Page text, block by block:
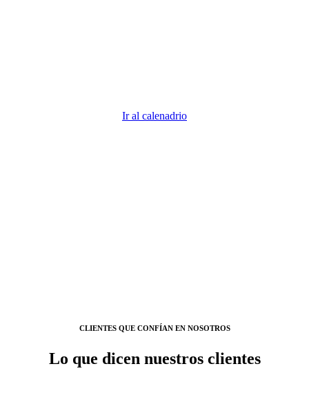
Ir al calenadrio
CLIENTES QUE CONFÍAN EN NOSOTROS
Lo que dicen nuestros clientes